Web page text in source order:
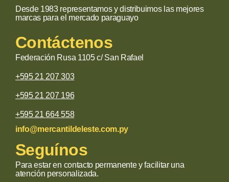
Desde 1983 representamos y distribuimos las mejores
marcas para el mercado paraguayo
Contáctenos
Federación Rusa 1105 c/ San Rafael
+595 21 207 303
+595 21 207 196
+595 21 664 558
info@mercantildeleste.com.py
Seguínos
Para estar en contacto permanente y facilitar una
atención personalizada.